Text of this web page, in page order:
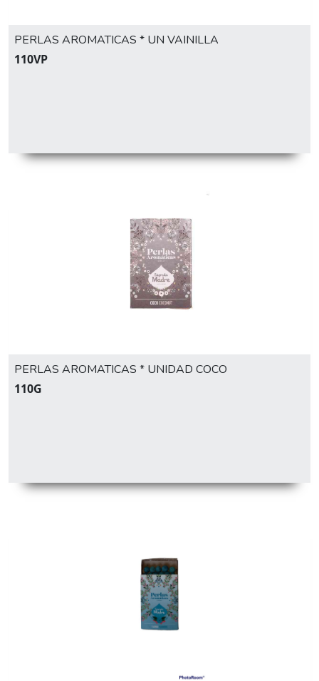
PERLAS AROMATICAS * UN VAINILLA
110VP
PERLAS AROMATICAS * UNIDAD COCO
110G